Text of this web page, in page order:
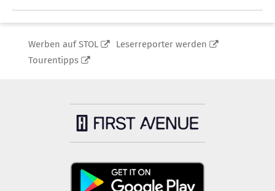
Werben auf STOL
Leserreporter werden
Tourentipps